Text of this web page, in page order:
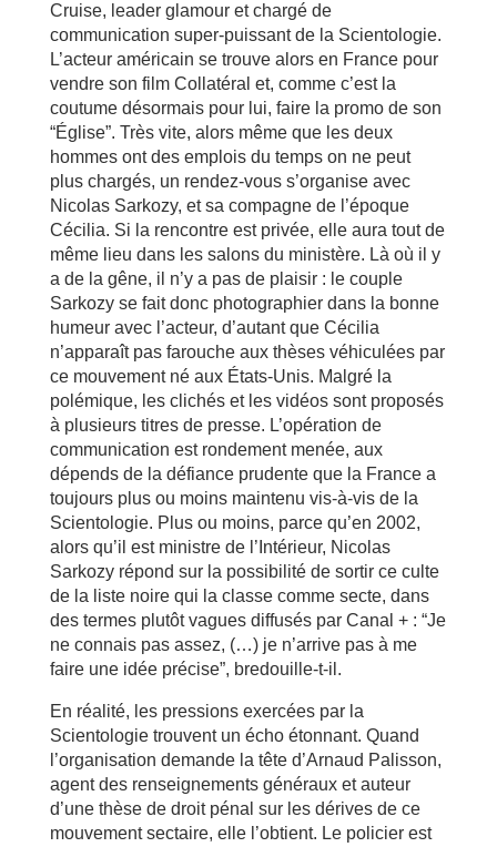
Cruise, leader glamour et chargé de
communication super-puissant de la Scientologie.
L’acteur américain se trouve alors en France pour
vendre son film Collatéral et, comme c’est la
coutume désormais pour lui, faire la promo de son
“Église”. Très vite, alors même que les deux
hommes ont des emplois du temps on ne peut
plus chargés, un rendez-vous s’organise avec
Nicolas Sarkozy, et sa compagne de l’époque
Cécilia. Si la rencontre est privée, elle aura tout de
même lieu dans les salons du ministère. Là où il y
a de la gêne, il n’y a pas de plaisir : le couple
Sarkozy se fait donc photographier dans la bonne
humeur avec l’acteur, d’autant que Cécilia
n’apparaît pas farouche aux thèses véhiculées par
ce mouvement né aux États-Unis. Malgré la
polémique, les clichés et les vidéos sont proposés
à plusieurs titres de presse. L’opération de
communication est rondement menée, aux
dépends de la défiance prudente que la France a
toujours plus ou moins maintenu vis-à-vis de la
Scientologie. Plus ou moins, parce qu’en 2002,
alors qu’il est ministre de l’Intérieur, Nicolas
Sarkozy répond sur la possibilité de sortir ce culte
de la liste noire qui la classe comme secte, dans
des termes plutôt vagues diffusés par Canal + : “Je
ne connais pas assez, (…) je n’arrive pas à me
faire une idée précise”, bredouille-t-il.
En réalité, les pressions exercées par la
Scientologie trouvent un écho étonnant. Quand
l’organisation demande la tête d’Arnaud Palisson,
agent des renseignements généraux et auteur
d’une thèse de droit pénal sur les dérives de ce
mouvement sectaire, elle l’obtient. Le policier est